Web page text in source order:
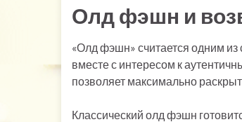
Олд фэшн и
«Олд фэшн» считается одним из
вместе с интересом к
позволяет максимально
Классический олд фэшн